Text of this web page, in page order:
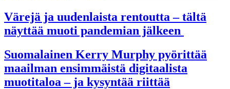
Värejä ja uudenlaista rentoutta – tältä
näyttää muoti pandemian jälkeen
Suomalainen Kerry Murphy pyörittää
maailman ensimmäistä digitaalista
muotitaloa – ja kysyntää riittää